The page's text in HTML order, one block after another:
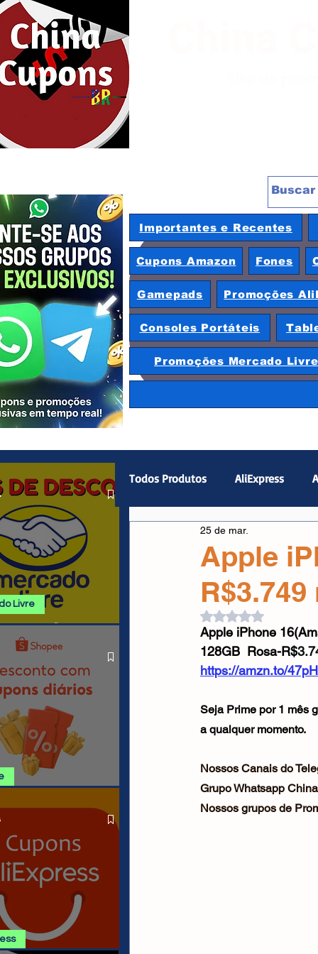
China
Importantes e Recentes
Cupons Amazon Fones
Gamepads Promoções
Consoles Portáteis
Promoções Mercado Livre
PROMOÇÕES
LIVRE
Livre
Todos Produtos AliExpress
Magazine Luiza
Smartphones
Cabos USB Carregadores
Apple
25 de mar.
Avaliado com NaN
Apple iPhone
128GB  Rosa-R$
https://amzn.to/
Seja Prime por 1 mês
a qualquer momento.
Nossos Canais do
Grupo Whatsapp
Nossos grupos de